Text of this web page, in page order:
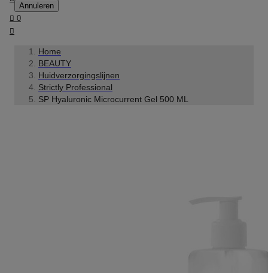
Annuleren
 0

Home
BEAUTY
Huidverzorgingslijnen
Strictly Professional
SP Hyaluronic Microcurrent Gel 500 ML